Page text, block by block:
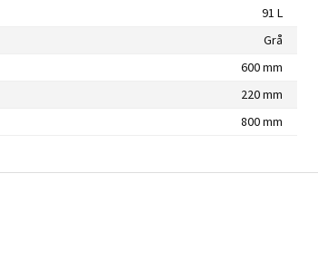
91 L
Grå
600 mm
220 mm
800 mm